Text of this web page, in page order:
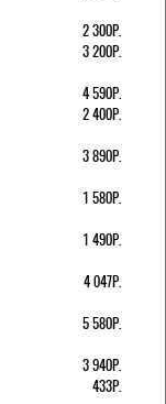
2 300Р.
3 200Р.
4 590Р.
2 400Р.
3 890Р.
1 580Р.
1 490Р.
4 047Р.
5 580Р.
3 940Р.
433Р.